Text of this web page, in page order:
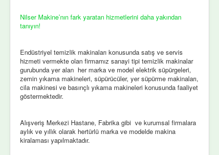
Nilser Makine’nın fark yaratan hizmetlerini daha yakından
tanıyın!
Endüstriyel temizlik makinaları konusunda satış ve servis
hizmeti vermekte olan firmamız sanayi tipi temizlik makinalar
gurubunda yer alan her marka ve model elektrik süpürgeleri,
zemin yıkama makineleri, süpürücüler, yer süpürme makinaları,
cila makinesi ve basınçlı yıkama makineleri konusunda faaliyet
göstermektedir.
Alışveriş Merkezi Hastane, Fabrika gibi ve kurumsal firmalara
aylık ve yıllık olarak hertürlü marka ve modelde makina
kiralaması yapılmaktadır.